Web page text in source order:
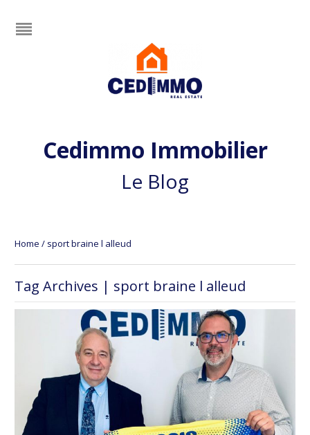
Cedimmo Immobilier
Le Blog
Home / sport braine l alleud
Tag Archives | sport braine l alleud